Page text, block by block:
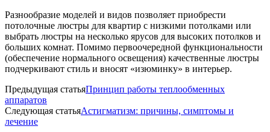
Разнообразие моделей и видов позволяет приобрести
потолочные люстры для квартир с низкими потолками или
выбрать люстры на несколько ярусов для высоких потолков и
больших комнат. Помимо первоочередной функциональности
(обеспечение нормального освещения) качественные люстры
подчеркивают стиль и вносят «изюминку» в интерьер.
Предыдущая статьяПринцип работы теплообменных
аппаратов
Следующая статьяАстигматизм: причины, симптомы и
лечение